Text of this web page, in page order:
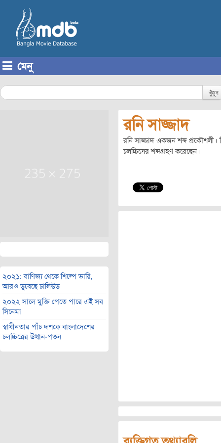
মেনু
খুঁজুন
২০২১: বাণিজ্য থেকে শিল্পে ভারি,
আরও ডুবেছে ঢালিউড
২০২২ সালে মুক্তি পেতে পারে এই সব
সিনেমা
স্বাধীনতার পাঁচ দশকে বাংলাদেশের
চলচ্চিত্রের উত্থান-পতন
রনি সাজ্জাদ
রনি সাজ্জাদ একজন শব্দ প্রকৌশলী।
চলচ্চিত্রের শব্দগ্রহণ করেছেন।